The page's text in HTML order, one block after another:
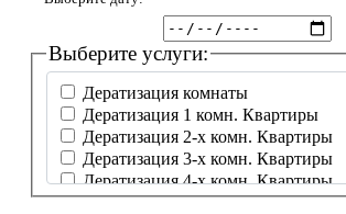
Выберите услуги:
Дератизация комнаты
Дератизация 1 комн. Квартиры
Дератизация 2-х комн. Квартиры
Дератизация 3-х комн. Квартиры
Дератизация 4-х комн. Квартиры
Дератизация частный дом до 50 м²